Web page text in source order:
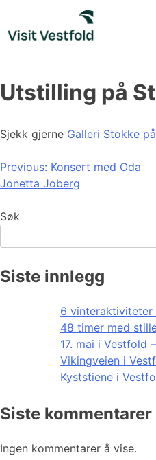
content
Utstilling på
Sjekk gjerne Galleri Stokke
Innleggsnavigasjon
Previous: Konsert med Oda
Jonetta Joberg
Søk
Siste innlegg
6 vinteraktiviteter
48 timer med
17. mai i Vestfold
Vikingveien i
Kyststiene i
Siste kommentarer
Ingen kommentarer å vise.